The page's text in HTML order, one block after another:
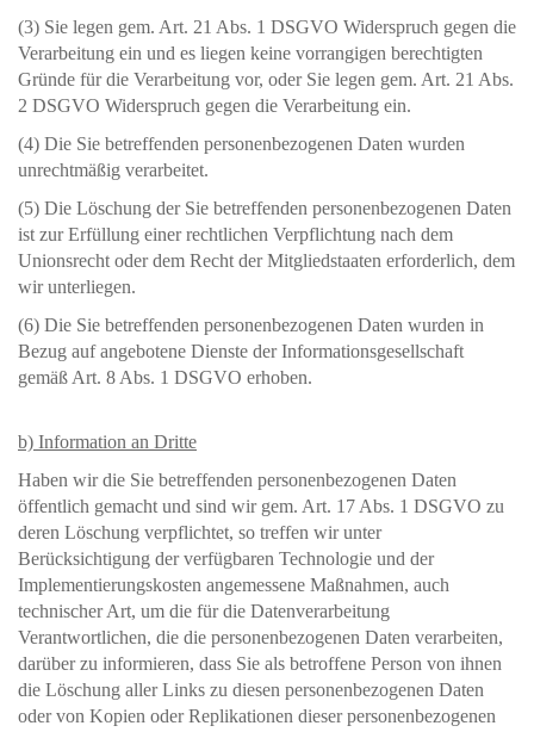
(3) Sie legen gem. Art. 21 Abs. 1 DSGVO Widerspruch gegen die
Verarbeitung ein und es liegen keine vorrangigen berechtigten
Gründe für die Verarbeitung vor, oder Sie legen gem. Art. 21 Abs.
2 DSGVO Widerspruch gegen die Verarbeitung ein.
(4) Die Sie betreffenden personenbezogenen Daten wurden
unrechtmäßig verarbeitet.
(5) Die Löschung der Sie betreffenden personenbezogenen Daten
ist zur Erfüllung einer rechtlichen Verpflichtung nach dem
Unionsrecht oder dem Recht der Mitgliedstaaten erforderlich, dem
wir unterliegen.
(6) Die Sie betreffenden personenbezogenen Daten wurden in
Bezug auf angebotene Dienste der Informationsgesellschaft
gemäß Art. 8 Abs. 1 DSGVO erhoben.
b) Information an Dritte
Haben wir die Sie betreffenden personenbezogenen Daten
öffentlich gemacht und sind wir gem. Art. 17 Abs. 1 DSGVO zu
deren Löschung verpflichtet, so treffen wir unter
Berücksichtigung der verfügbaren Technologie und der
Implementierungskosten angemessene Maßnahmen, auch
technischer Art, um die für die Datenverarbeitung
Verantwortlichen, die die personenbezogenen Daten verarbeiten,
darüber zu informieren, dass Sie als betroffene Person von ihnen
die Löschung aller Links zu diesen personenbezogenen Daten
oder von Kopien oder Replikationen dieser personenbezogenen